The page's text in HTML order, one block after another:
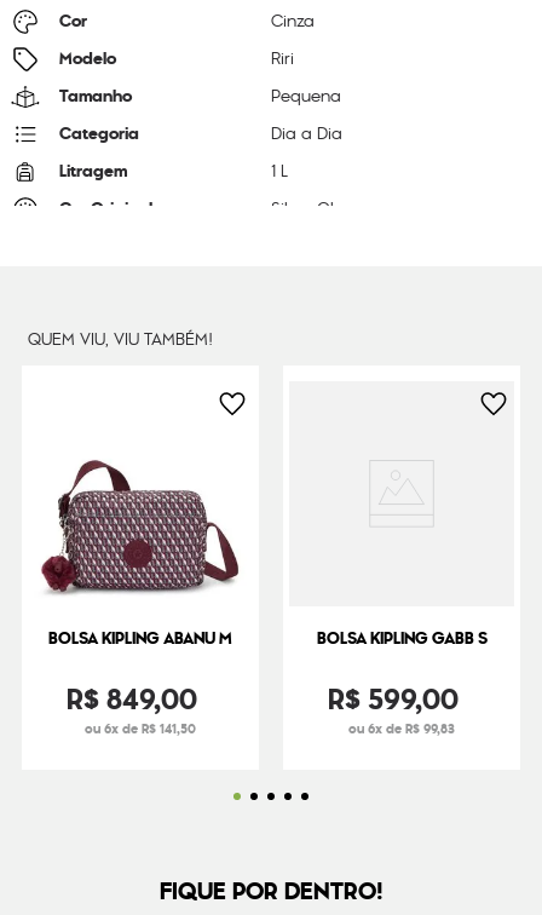
Cor Cinza
Modelo Riri
Tamanho Pequena
Categoria Dia a Dia
Litragem 1 L
Cor Original Silver Glam
QUEM VIU, VIU TAMBÉM!
BOLSA KIPLING ABANU M
R$849,00
ou 6x de R$ 141,50
BOLSA KIPLING GABB S
R$599,00
ou 6x de R$ 99,83
FIQUE POR DENTRO!